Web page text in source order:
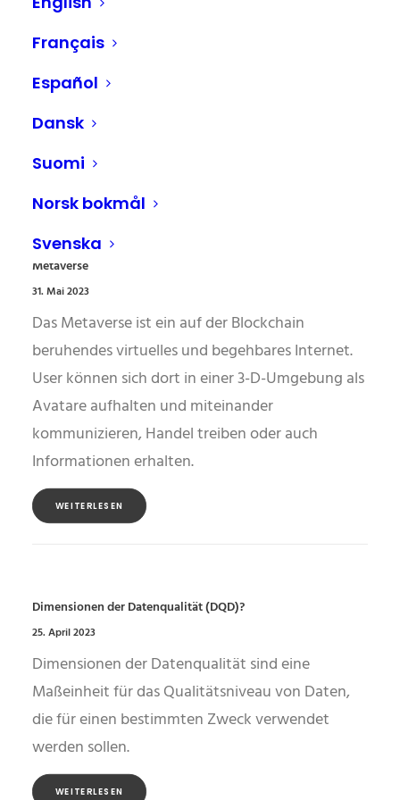
Français
Español
Dansk
Suomi
Norsk bokmål
Svenska
14. Juni 2024
Warenkorbabbrüche im E-Commerce können
Optimierung und gezielten Marketingstrategien
erheblich reduziert werden.
WEITERLESEN
Metaverse
31. Mai 2023
Das Metaverse ist ein auf der Blockchain
beruhendes virtuelles und begehbares Internet.
User können sich dort in einer 3-D-Umgebung als
Avatare aufhalten und miteinander
kommunizieren, Handel treiben oder auch
Informationen erhalten.
WEITERLESEN
Dimensionen der Datenqualität (DQD)?
25. April 2023
Dimensionen der Datenqualität sind eine
Maßeinheit für das Qualitätsniveau von Daten,
die für einen bestimmten Zweck verwendet
werden sollen.
WEITERLESEN